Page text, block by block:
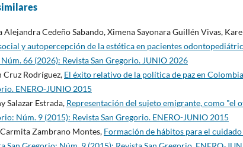
Alejandra Cedeño Sabando, Ximena Sayonara Guillén Vivas,
y autopercepción de la estética en pacientes
66 (2026): Revista San Gregorio. JUNIO 2026
Cruz Rodríguez, El éxito relativo de la política de paz en Colombia
ENERO-JUNIO 2015
Salazar Estrada, Representación del sujeto emigrante, como "el
Núm. 9 (2015): Revista San Gregorio. ENERO-JUNIO 2015
Zambrano Montes, Formación de hábitos para el